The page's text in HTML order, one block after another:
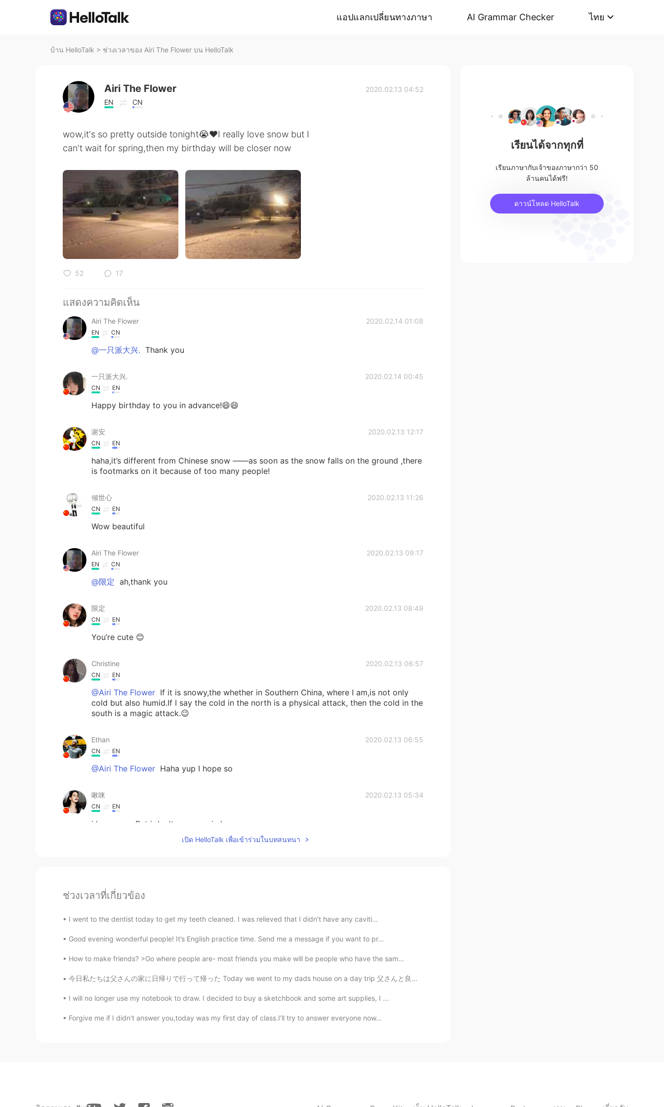
แอปแลกเปลี่ยนทางภาษา AI Grammar Checker ไทย
บ้าน HelloTalk > ช่วงเวลาของ Airi The Flower บน HelloTalk
Airi The Flower
EN CN
2020.02.13 04:52
wow,it's so pretty outside tonight😭❤I really love snow but I
can't wait for spring,then my birthday will be closer now
52 17
แสดงความคิดเห็น
Airi The Flower 2020.02.14 01:08
EN CN
@一只派大兴. Thank you
一只派大兴. 2020.02.14 00:45
CN EN
Happy birthday to you in advance!😄😄
谢安 2020.02.13 12:17
CN EN
haha,it’s different from Chinese snow ——as soon as the snow falls on the ground ,there
is footmarks on it because of too many people!
倾世心 2020.02.13 11:26
CN EN
Wow beautiful
Airi The Flower 2020.02.13 09:17
EN CN
@限定 ah,thank you
限定 2020.02.13 08:49
CN EN
You’re cute 😊
Christine 2020.02.13 06:57
CN EN
@Airi The Flower If it is snowy,the whether in Southern China, where I am,is not only
cold but also humid.If I say the cold in the north is a physical attack, then the cold in the
south is a magic attack.😉
Ethan 2020.02.13 06:55
CN EN
@Airi The Flower Haha yup I hope so
啾咪 2020.02.13 05:34
CN EN
i love snow.But i don't see snowin here
EN CN
@Ethan ah,really?hopefully it snows next year there
Ethan 2020.02.13 05:11
小纳斯呀 2020.02.13 05:09
เปิด HelloTalk เพื่อเข้าร่วมในบทสนทนา
ช่วงเวลาที่เกี่ยวข้อง
I went to the dentist today to get my teeth cleaned. I was relieved that I didn’t have any caviti...
Good evening wonderful people! It’s English practice time. Send me a message if you want to pr...
How to make friends? >Go where people are- most friends you make will be people who have the sam...
今日私たちは父さんの家に日帰りで行って帰った Today we went to my dads house on a day trip 父さんと良く会話したり、父さんからこの凄く古いダッチオー...
I will no longer use my notebook to draw. I decided to buy a sketchbook and some art supplies, I ...
Forgive me if I didn’t answer you,today was my first day of class.I’ll try to answer everyone now...
เรียนได้จากทุกที่
เรียนภาษากับเจ้าของภาษากว่า 50
ล้านคนได้ฟรี!
ดาวน์โหลด HelloTalk